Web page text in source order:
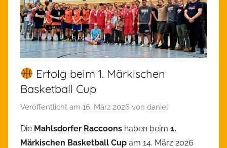
Erfolg beim 1. Märkischen
Basketball Cup
Veröffentlicht am 16. März 2026 von daniel
Die Mahlsdorfer Raccoons haben beim 1.
Märkischen Basketball Cup am 14. März 2026